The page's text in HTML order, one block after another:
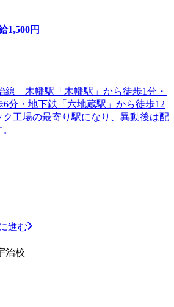
1,500円
線 木幡駅「木幡駅」から徒歩1分・
分・地下鉄「六地蔵駅」から徒歩12
工場の最寄り駅になり、異動後は配
進む
治校